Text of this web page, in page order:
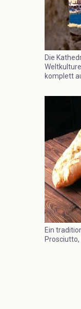
Die
komplett
Ein
Prosciutto,